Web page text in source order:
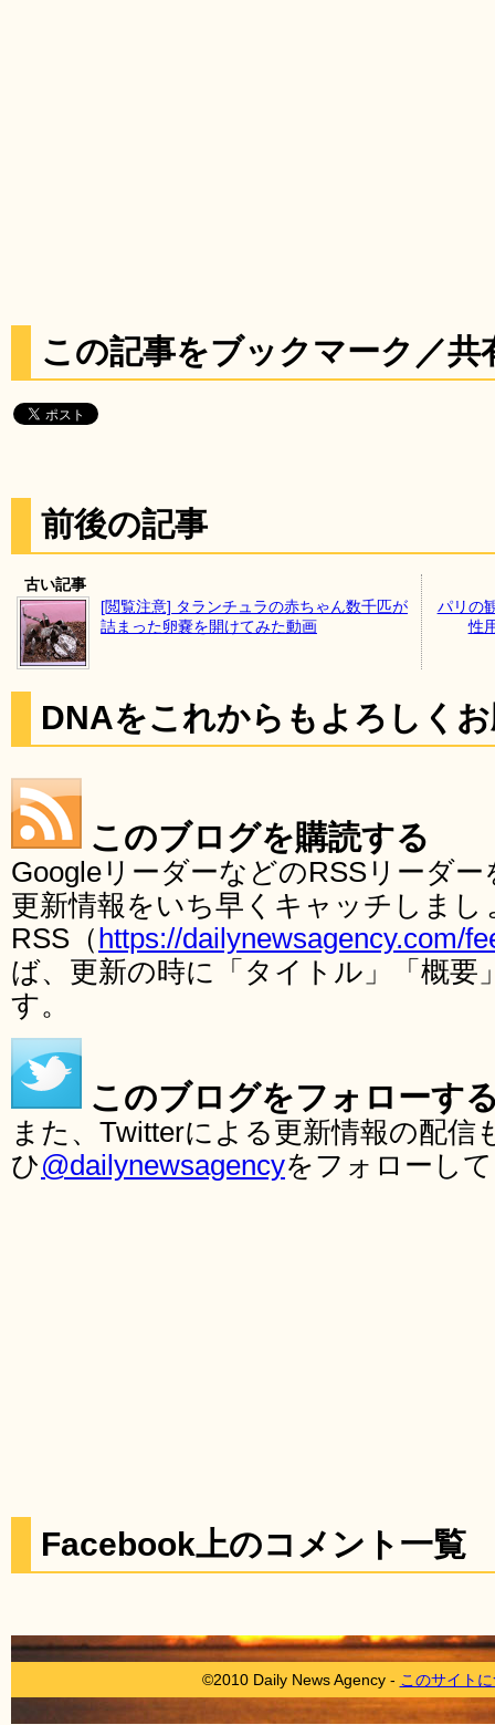
この記事をブックマーク／共
前後の記事
古い記事
[閲覧注意] タランチュラの赤ちゃん数千匹が
詰まった卵嚢を開けてみた動画
パリの
性
DNAをこれからもよろしく
このブログを購読する
GoogleリーダーなどのRSSリーダ
更新情報をいち早くキャッチしま
RSS（ https://dailynewsagency.com/
ば、更新の時に「タイトル」「概要
す。
このブログをフォローす
また、Twitterによる更新情報の配
ひ@dailynewsagencyをフォローし
Facebook上のコメント一覧
©2010 Daily News Agency - このサイト